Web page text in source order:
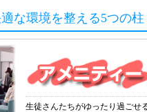
な環境を整える5つの柱
生徒さんたちがゆったり過ごせ